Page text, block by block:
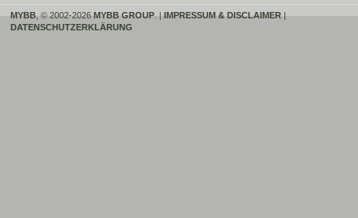
MYBB, © 2002-2026 MYBB GROUP. IMPRESSUM & DISCLAIMER|
DATENSCHUTZERKLÄRUNG